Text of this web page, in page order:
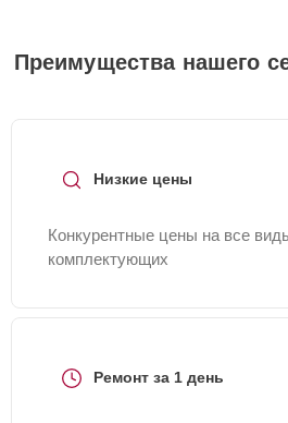
Преимущества нашего
Низкие цены
Конкурентные цены на все
комплектующих
Ремонт за 1 день